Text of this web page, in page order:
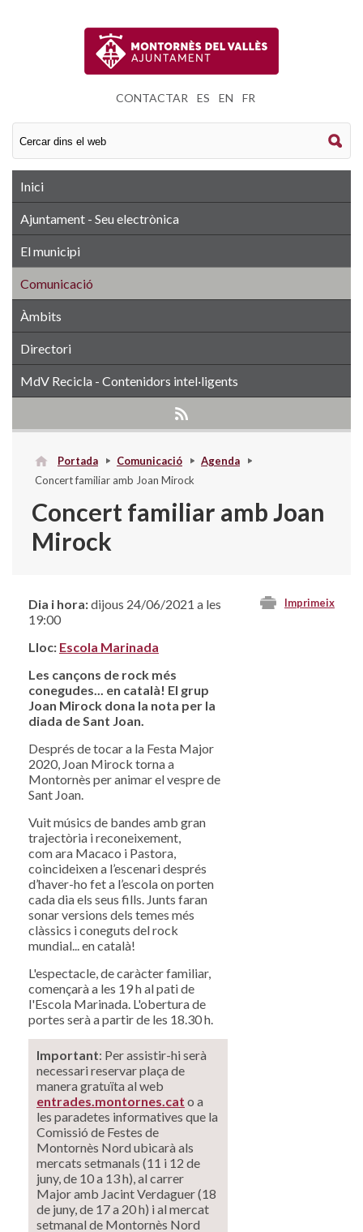
CONTACTAR ES EN FR
Inici
Ajuntament - Seu electrònica
El municipi
Comunicació
Àmbits
Directori
MdV Recicla - Contenidors intel·ligents
Portada Comunicació
Agenda
Concert familiar amb Joan Mirock
Concert familiar amb Joan
Mirock
Imprimeix
Dia i hora:dijous 24/06/2021 a les
19:00
Lloc: Escola Marinada
Les cançons de rock més
conegudes... en català! El grup
Joan Mirock dona la nota per la
diada de Sant Joan.
Després de tocar a la Festa Major
2020, Joan Mirock torna a
Montornès per animar el vespre de
Sant Joan.
Vuit músics de bandes amb gran
trajectòria i reconeixement,
com ara Macaco i Pastora,
coincideixen a l’escenari després
d’haver-ho fet a l’escola on porten
cada dia els seus fills. Junts faran
sonar versions dels temes més
clàssics i coneguts del rock
mundial... en català!
L'espectacle, de caràcter familiar,
començarà a les 19 h al pati de
l'Escola Marinada. L'obertura de
portes serà a partir de les 18.30 h.
Important: Per assistir-hi serà
necessari reservar plaça de
manera gratuïta al web
entrades.montornes.cat o a
les paradetes informatives que la
Comissió de Festes de
Montornès Nord ubicarà als
mercats setmanals (11 i 12 de
juny, de 10 a 13 h), al carrer
Major amb Jacint Verdaguer (18
de juny, de 17 a 20 h) i al mercat
setmanal de Montornès Nord